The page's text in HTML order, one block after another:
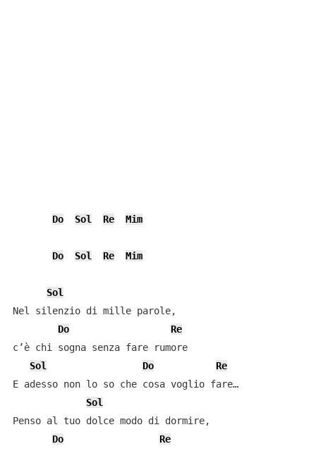
Do Sol Re Mim
Do Sol Re Mim
Sol
Nel silenzio di mille parole,
Do
Re
c’è chi sogna senza fare rumore
Sol
Do
Re
E adesso non lo so che cosa voglio fare…
Sol
Penso al tuo dolce modo di dormire,
Do
Re